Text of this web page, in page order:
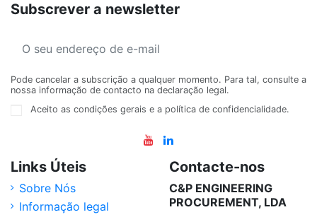
Subscrever a newsletter
Pode cancelar a subscrição a qualquer momento. Para tal, consulte a
nossa informação de contacto na declaração legal.
Aceito as condições gerais e a política de confidencialidade.
Links Úteis
Sobre Nós
Informação legal
Contacte-nos
C&P ENGINEERING
PROCUREMENT, LDA